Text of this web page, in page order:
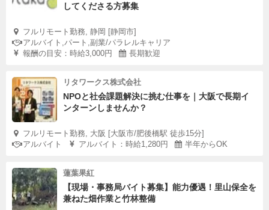
してくださる方募集
フルリモート勤務, 静岡 [静岡市]
アルバイト,パート,副業/パラレルキャリア
報酬の目安：時給3,000円
長期歓迎
リタワークス株式会社
NPOと社会課題解決に挑む仕事を｜大阪で長期イ
ンターンしませんか？
フルリモート勤務, 大阪 [大阪市/肥後橋駅 徒歩15分]
アルバイト
アルバイト：時給1,280円 半年からOK
蓮葉果紅
【現場・事務局バイト募集】能力優遇！里山保全を
兼ねた畑作業と竹林整備